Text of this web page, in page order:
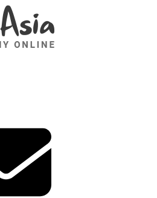
Jsem tady pro vás!